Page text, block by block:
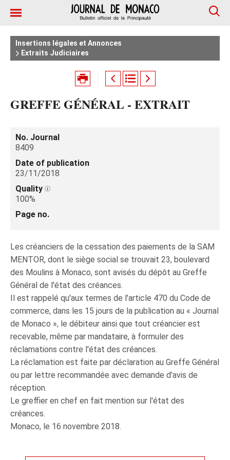
Insertions légales et Annonces
Extraits Judiciaires
GREFFE GÉNÉRAL - EXTRAIT
No. Journal
8409
Date of publication
23/11/2018
Quality
100%
Page no.
Les créanciers de la cessation des paiements de la SAM
MENTOR, dont le siège social se trouvait 23, boulevard
des Moulins à Monaco, sont avisés du dépôt au Greffe
Général de l'état des créances.
Il est rappelé qu'aux termes de l'article 470 du Code de
commerce, dans les 15 jours de la publication au « Journal
de Monaco », le débiteur ainsi que tout créancier est
recevable, même par mandataire, à formuler des
réclamations contre l'état des créances.
La réclamation est faite par déclaration au Greffe Général
ou par lettre recommandée avec demande d'avis de
réception.
Le greffier en chef en fait mention sur l'état des
créances.
Monaco, le 16 novembre 2018.